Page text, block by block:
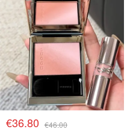
€36.80 €46.00